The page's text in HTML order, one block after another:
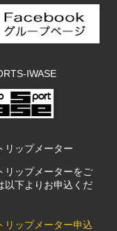
IWASE
リップメーター
リップメーターをご
以下よりお申込くだ
リップメーター申込